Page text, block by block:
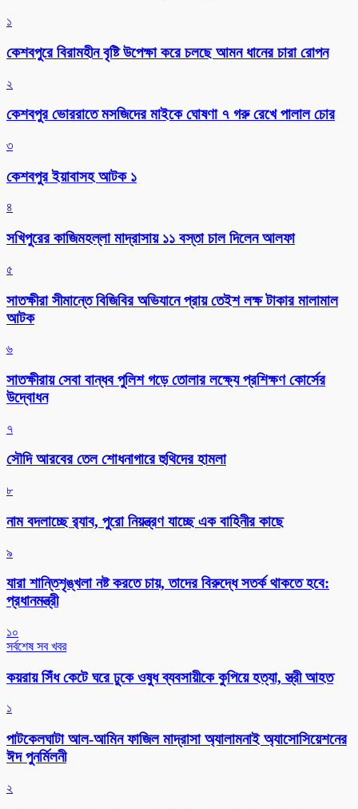
১
কেশবপুরে বিরামহীন বৃষ্টি উপেক্ষা করে চলছে আমন ধানের চারা রোপন
২
কেশবপুর ভোররাতে মসজিদের মাইকে ঘোষণা ৭ গরু রেখে পালাল চোর
৩
কেশবপুর ইয়াবাসহ আটক ১
৪
সখিপুরের কাজিমহল্লা মাদ্রাসায় ১১ বস্তা চাল দিলেন আলফা
৫
সাতক্ষীরা সীমান্তে বিজিবির অভিযানে প্রায় তেইশ লক্ষ টাকার মালামাল
আটক
৬
সাতক্ষীরায় সেবা বান্ধব পুলিশ গড়ে তোলার লক্ষ্যে প্রশিক্ষণ কোর্সের
উদ্বোধন
৭
সৌদি আরবের তেল শোধনাগারে হুথিদের হামলা
৮
নাম বদলাচ্ছে র‌্যাব, পুরো নিয়ন্ত্রণ যাচ্ছে এক বাহিনীর কাছে
৯
যারা শান্তিশৃঙ্খলা নষ্ট করতে চায়, তাদের বিরুদ্ধে সতর্ক থাকতে হবে:
প্রধানমন্ত্রী
১০
সর্বশেষ সব খবর
কয়রায় সিঁধ কেটে ঘরে ঢুকে ওষুধ ব্যবসায়ীকে কুপিয়ে হত্যা, স্ত্রী আহত
১
পাটকেলঘাটা আল-আমিন ফাজিল মাদ্রাসা অ্যালামনাই অ্যাসোসিয়েশনের
ঈদ পুনর্মিলনী
২